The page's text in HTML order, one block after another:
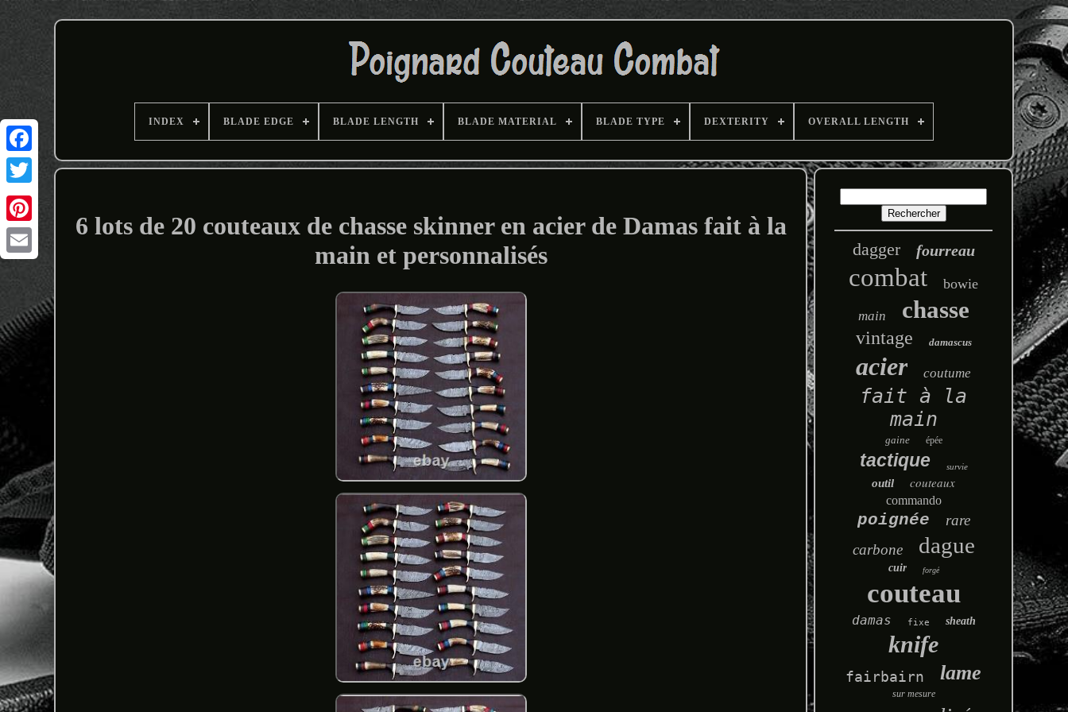
INDEX BLADE EDGE BLADE LENGTH BLADE MATERIAL BLADE TYPE DEXTERITY OVERALL LENGTH
6 lots de 20 couteaux de chasse skinner en acier de Damas fait à la
main et personnalisés
dagger fourreau
combat bowie
main chasse
vintage damascus
acier coutume
fait à la
main
gaine épée
tactique survie
outil couteaux
commando
poignée
rare
carbone
dague
cuir forgé
couteau
damas fixe sheath
knife
fairbairn lame
sur mesure